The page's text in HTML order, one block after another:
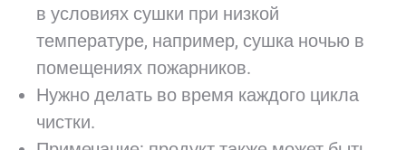
в условиях сушки при низкой
температуре, например, сушка ночью в
помещениях пожарников.
Нужно делать во время каждого цикла
чистки.